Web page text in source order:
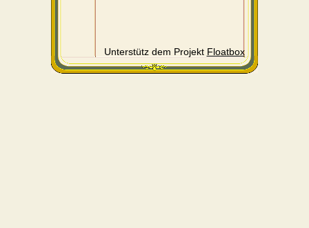
Unterstütz dem Projekt Floatbox